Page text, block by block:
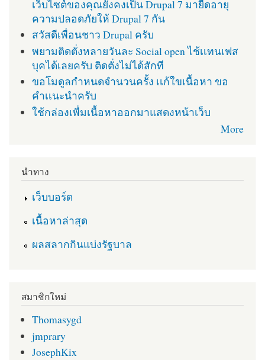
เว็บไซต์ของคุณยังคงเป็น Drupal 7 มายืดอายุ
ความปลอดภัยให้ Drupal 7 กัน
สวัสดีเพื่อนชาว Drupal ครับ
พยามติดตั่งหลายวันละ Social open ไช้เเทนเฟส
บุคได้เลยครับ ติดตั่งไม่ได้สักที
ขอโมดูลกำหนดจำนวนครั้ง เเก้ใขเนื้อหา ขอ
คำเเนะนำครับ
ใช้กล่องเพื่มเนื้อหาออกมาแสดงหน้าเว็บ
More
นำทาง
เว็บบอร์ด
เนื้อหาล่าสุด
ผลสลากกินแบ่งรัฐบาล
สมาชิกใหม่
Thomasygd
jmprary
JosephKix